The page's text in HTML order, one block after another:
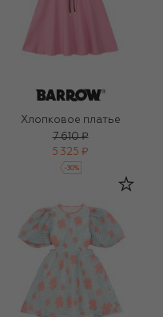
Хлопковое платье
7 610 ₽
5 325 ₽
-30%